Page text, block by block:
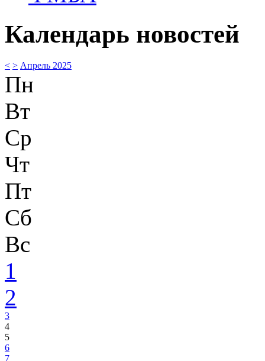
Календарь новостей
< > Апрель 2025
Пн
Вт
Ср
Чт
Пт
Сб
Вс
1
2
3
4
5
6
7